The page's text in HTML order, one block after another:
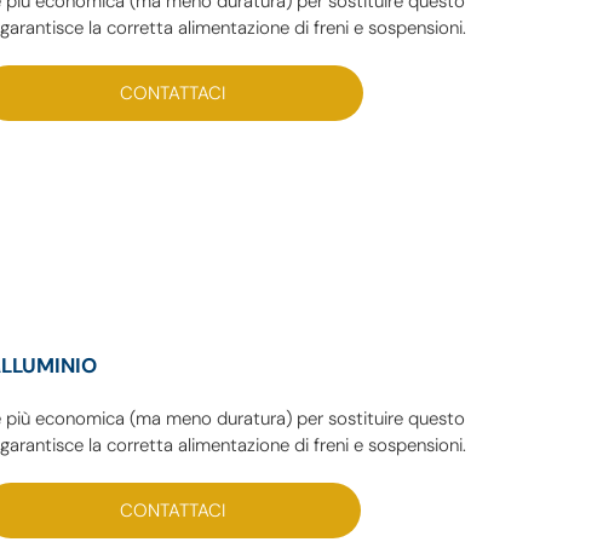
la corretta alimentazione di freni e sospensioni.
CONTATTACI
più economica (ma meno duratura) per sostituire questo
la corretta alimentazione di freni e sospensioni.
CONTATTACI